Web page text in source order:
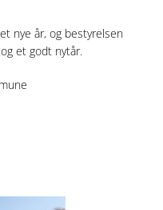
nye år, og bestyrelsen
et godt nytår.